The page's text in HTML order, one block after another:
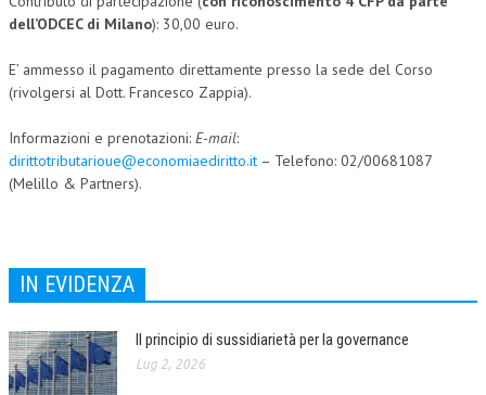
MANUALI E MONOGRAFIE
MATERIALE DIDATTICO
INVITI E PROMOZIONI
dell’ODCEC di Milano): 30,00 euro.
E’ ammesso il pagamento direttamente presso la sede del Corso
(rivolgersi al Dott. Francesco Zappia).
Informazioni e prenotazioni: E-mail:
dirittotributarioue@economiaediritto.it – Telefono: 02/00681087
(Melillo & Partners).
IN EVIDENZA
Il principio di sussidiarietà per la governance
Lug 2, 2026